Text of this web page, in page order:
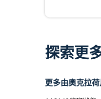
探索更
更多由奧克拉